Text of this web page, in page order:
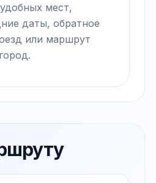
мест,
даты, обратное
или маршрут